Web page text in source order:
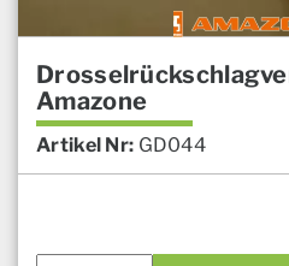
Amazone
Artikel Nr: GD044